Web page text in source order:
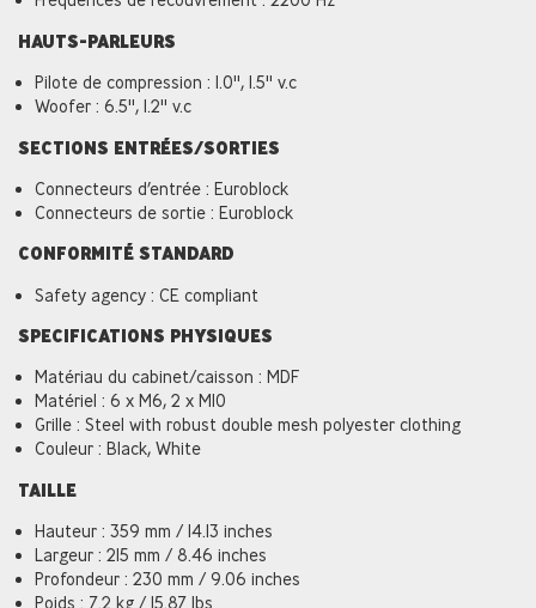
HAUTS-PARLEURS
Pilote de compression : 1.0'', 1.5'' v.c
Woofer : 6.5'', 1.2'' v.c
SECTIONS ENTRÉES/SORTIES
Connecteurs d’entrée : Euroblock
Connecteurs de sortie : Euroblock
CONFORMITÉ STANDARD
Safety agency : CE compliant
SPECIFICATIONS PHYSIQUES
Matériau du cabinet/caisson : MDF
Matériel : 6 x M6, 2 x M10
Grille : Steel with robust double mesh polyester clothing
Couleur : Black, White
TAILLE
Hauteur : 359 mm / 14.13 inches
Largeur : 215 mm / 8.46 inches
Profondeur : 230 mm / 9.06 inches
Poids : 7.2 kg / 15.87 lbs